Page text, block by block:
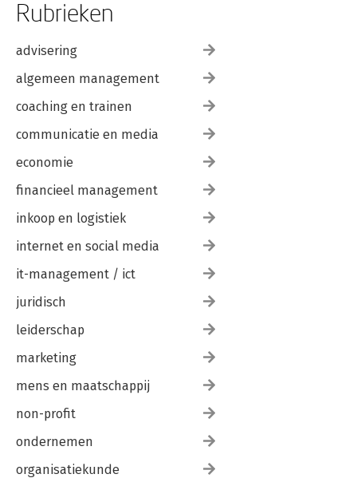
Rubrieken
advisering
algemeen management
coaching en trainen
communicatie en media
economie
financieel management
inkoop en logistiek
internet en social media
it-management / ict
juridisch
leiderschap
marketing
mens en maatschappij
non-profit
ondernemen
organisatiekunde